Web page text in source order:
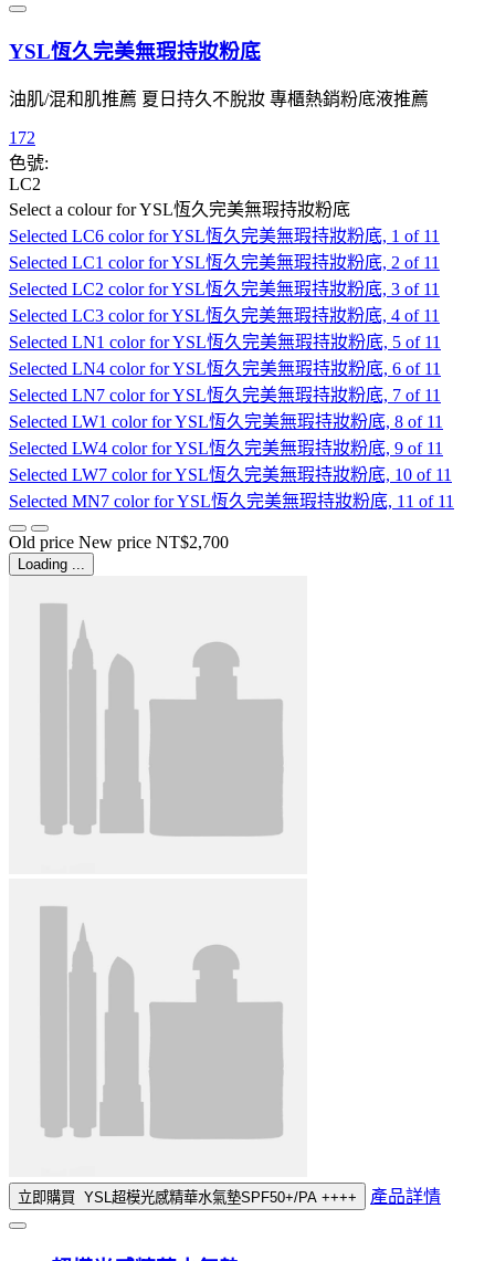
YSL恆久完美無瑕持妝粉底
油肌/混和肌推薦 夏日持久不脫妝 專櫃熱銷粉底液推薦
172
色號:
LC2
Select a colourfor YSL恆久完美無瑕持妝粉底
Selected LC6 color for YSL恆久完美無瑕持妝粉底, 1 of 11
Selected LC1 color for YSL恆久完美無瑕持妝粉底, 2 of 11
Selected LC2 color for YSL恆久完美無瑕持妝粉底, 3 of 11
Selected LC3 color for YSL恆久完美無瑕持妝粉底, 4 of 11
Selected LN1 color for YSL恆久完美無瑕持妝粉底, 5 of 11
Selected LN4 color for YSL恆久完美無瑕持妝粉底, 6 of 11
Selected LN7 color for YSL恆久完美無瑕持妝粉底, 7 of 11
Selected LW1 color for YSL恆久完美無瑕持妝粉底, 8 of 11
Selected LW4 color for YSL恆久完美無瑕持妝粉底, 9 of 11
Selected LW7 color for YSL恆久完美無瑕持妝粉底, 10 of 11
Selected MN7 color for YSL恆久完美無瑕持妝粉底, 11 of 11
Old price New price NT$2,700
Loading ...
立即購買 YSL超模光感精華水氣墊SPF50+/PA ++++ 產品詳情